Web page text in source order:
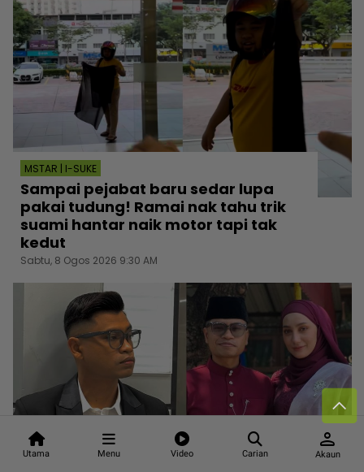
Utama Menu Video Carian
person
Akaun
MSTAR | I-SUKE
Sampai pejabat baru sedar lupa
pakai tudung! Ramai nak tahu trik
suami hantar naik motor tapi tak
kedut
Sabtu, 8 Ogos 2026 9:30 AM